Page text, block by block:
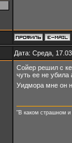
Дата: Среда,
Сойер решил с
чуть ее не
Уидмора мне он
"В каком страшном